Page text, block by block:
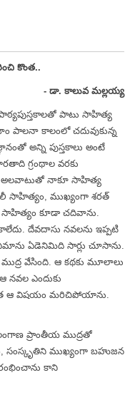
కొంత..
- డా. కాలువ మల్లయ్య
పాటు సాహిత్య
పాలనా కాలంలో చదువుకున్న
అన్ని పుస్తకాలు అంటే
గ్రంథాల వరకు
ఆ అలవాటుతో నాకూ సాహిత్య
సాహిత్యం, ముఖ్యంగా శరత్
సాహిత్యం కూడా చదివాను.
కాలేదు. దేవదాసు నవలను ఇప్పటి
ఏడెనిమిది సార్లు చూసాను.
వేసింది. ఆ కథకు మూలాలు
ఎందుకు
ఆ విషయం మరిచిపోయాను.
ప్రాంతీయ ముద్రతో
సంస్కృతిని ముఖ్యంగా బహుజన
కాని